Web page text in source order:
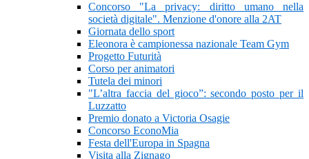
Concorso "La privacy: diritto umano nella
società digitale". Menzione d'onore alla 2AT
Giornata dello sport
Eleonora è campionessa nazionale Team Gym
Progetto Futurità
Corso per animatori
Tutela dei minori
"L’altra faccia del gioco”: secondo posto per il
Luzzatto
Premio donato a Victoria Osagie
Concorso EconoMia
Festa dell'Europa in Spagna
Visita alla Zignago